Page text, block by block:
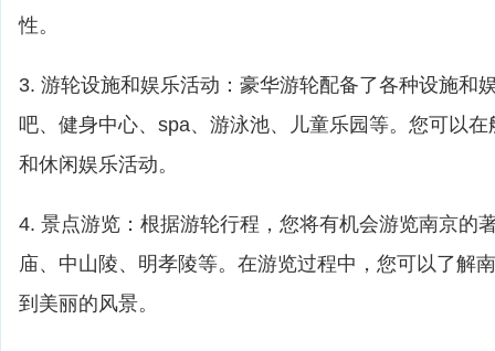
性。
3. 游轮设施和娱乐活动：豪华游轮配备了各种设施和
吧、健身中心、spa、游泳池、儿童乐园等。您可以
和休闲娱乐活动。
4. 景点游览：根据游轮行程，您将有机会游览南京的
庙、中山陵、明孝陵等。在游览过程中，您可以了解
到美丽的风景。